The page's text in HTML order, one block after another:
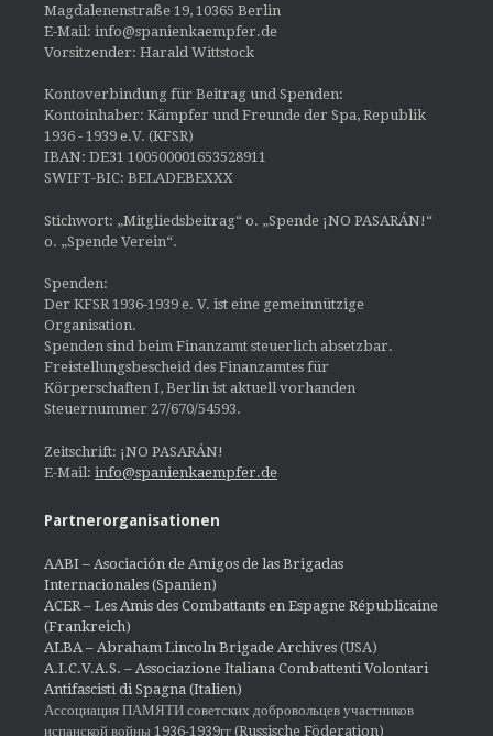
Magdalenenstraße 19, 10365 Berlin
E-Mail: info@spanienkaempfer.de
Vorsitzender: Harald Wittstock
Kontoverbindung für Beitrag und Spenden:
Kontoinhaber: Kämpfer und Freunde der Spa, Republik
1936 - 1939 e.V. (KFSR)
IBAN: DE31 100500001653528911
SWIFT-BIC: BELADEBEXXX
Stichwort: „Mitgliedsbeitrag“ o. „Spende ¡NO PASARÁN!“
o. „Spende Verein“.
Spenden:
Der KFSR 1936-1939 e. V. ist eine gemeinnützige
Organisation.
Spenden sind beim Finanzamt steuerlich absetzbar.
Freistellungsbescheid des Finanzamtes für
Körperschaften I, Berlin ist aktuell vorhanden
Steuernummer 27/670/54593.
Zeitschrift: ¡NO PASARÁN!
E-Mail: info@spanienkaempfer.de
Partnerorganisationen
AABI – Asociación de Amigos de las Brigadas
Internacionales (Spanien)
ACER – Les Amis des Combattants en Espagne Républicaine
(Frankreich)
ALBA – Abraham Lincoln Brigade Archives (USA)
A.I.C.V.A.S. – Associazione Italiana Combattenti Volontari
Antifascisti di Spagna (Italien)
Ассоциация ПАМЯТИ советских добровольцев участников
испанской войны 1936-1939гг (Russische Föderation)